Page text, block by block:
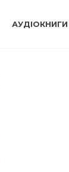
АУДІОКНИГИ